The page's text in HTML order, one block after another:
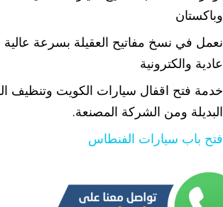
وباكستان
نعمل في نسخ مفاتيح العقيلة بسرعة
عادية والكترونية
خدمة فتح اقفال سيارات الكويت وتنظيف
البديلة ومن الشركة المصنعة.
فتح باب سيارات الفنطاس